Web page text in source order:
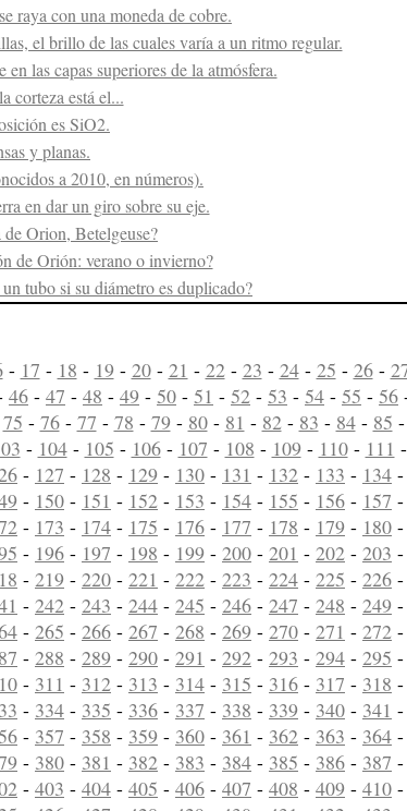
raya con una moneda de cobre.
el brillo de las cuales varía a un ritmo regular.
las capas superiores de la atmósfera.
corteza está el...
es SiO2.
y planas.
a 2010, en números).
en dar un giro sobre su eje.
Orion, Betelgeuse?
de Orión: verano o invierno?
tubo si su diámetro es duplicado?
- 17 - 18 - 19- 20- 21 - 22 - 23 - 24- 25 - 26-
46 - 47 - 48 - 49 - 50 - 51 - 52 - 53 - 54 - 55 - 56
75 - 76- 77 - 78 - 79- 80- 81 - 82 - 83 - 84- 85 -
- 104- 105 - 106- 107 - 108 - 109- 110- 111 -
- 127 - 128 - 129 - 130 - 131 - 132 - 133 - 134 -
- 150 - 151 - 152 - 153 - 154 - 155 - 156 - 157 -
- 173 - 174 - 175 - 176 - 177 - 178 - 179 - 180 -
- 196 - 197 - 198 - 199 - 200 - 201 - 202 - 203 -
- 219 - 220 - 221 - 222 - 223 - 224 - 225 - 226 -
- 242 - 243 - 244 - 245 - 246 - 247 - 248 - 249 -
- 265 - 266 - 267 - 268 - 269 - 270 - 271 - 272 -
- 288 - 289 - 290 - 291 - 292 - 293 - 294 - 295 -
- 311 - 312 - 313 - 314 - 315 - 316 - 317 - 318 -
- 334 - 335 - 336 - 337 - 338 - 339 - 340 - 341 -
- 357 - 358 - 359 - 360 - 361 - 362 - 363 - 364 -
- 380 - 381 - 382 - 383 - 384 - 385 - 386 - 387 -
- 403 - 404 - 405 - 406 - 407 - 408 - 409 - 410 -